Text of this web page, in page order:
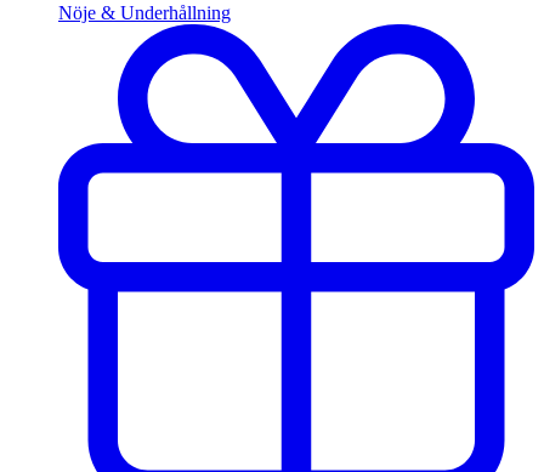
Nöje & Underhållning